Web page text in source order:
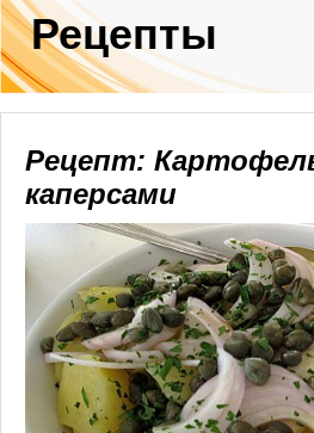
Рецепты
Рецепт:
каперсами